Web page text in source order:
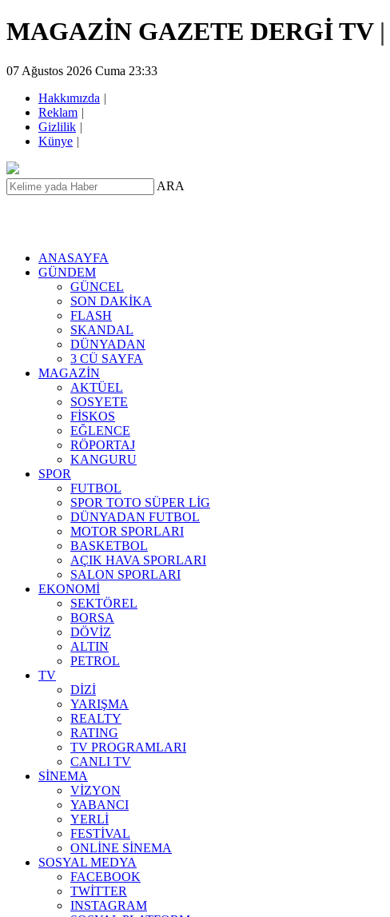
MAGAZİN GAZETE DERGİ TV |
07 Ağustos 2026 Cuma 23:33
Hakkımızda |
Reklam |
Gizlilik |
Künye |
ARA
ANASAYFA
GÜNDEM
GÜNCEL
SON DAKİKA
FLASH
SKANDAL
DÜNYADAN
3 CÜ SAYFA
MAGAZİN
AKTÜEL
SOSYETE
FİSKOS
EĞLENCE
RÖPORTAJ
KANGURU
SPOR
FUTBOL
SPOR TOTO SÜPER LİG
DÜNYADAN FUTBOL
MOTOR SPORLARI
BASKETBOL
AÇIK HAVA SPORLARI
SALON SPORLARI
EKONOMİ
SEKTÖREL
BORSA
DÖVİZ
ALTIN
PETROL
TV
DİZİ
YARIŞMA
REALTY
RATING
TV PROGRAMLARI
CANLI TV
SİNEMA
VİZYON
YABANCI
YERLİ
FESTİVAL
ONLİNE SİNEMA
SOSYAL MEDYA
FACEBOOK
TWİTTER
INSTAGRAM